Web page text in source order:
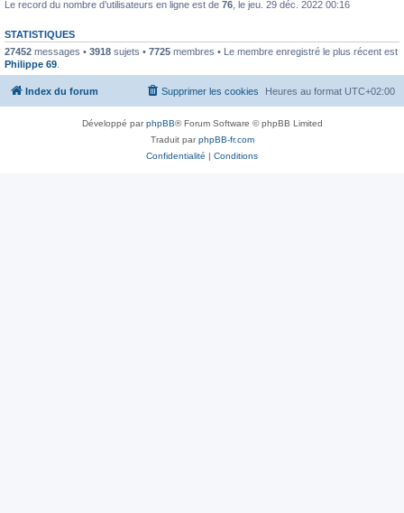
Le record du nombre d’utilisateurs en ligne est de 76 , le jeu. 29 déc. 2022 00:16
STATISTIQUES
27452 messages • 3918 sujets • 7725 membres • Le membre enregistré le plus récent est
Philippe 69
Index du forum Heures au format UTC+02:00
Supprimer les cookies
Développé parphpBB® Forum Software © phpBB Limited
Traduit parphpBB-fr.com
Confidentialité | Conditions